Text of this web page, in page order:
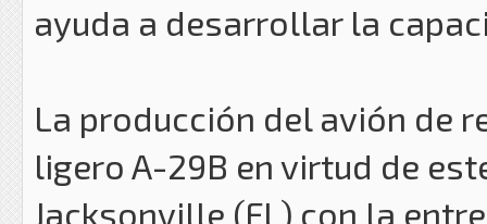
ayuda a desarrollar la
La producción del avión de
ligero A-29B en virtud de
Jacksonville (FL) con la